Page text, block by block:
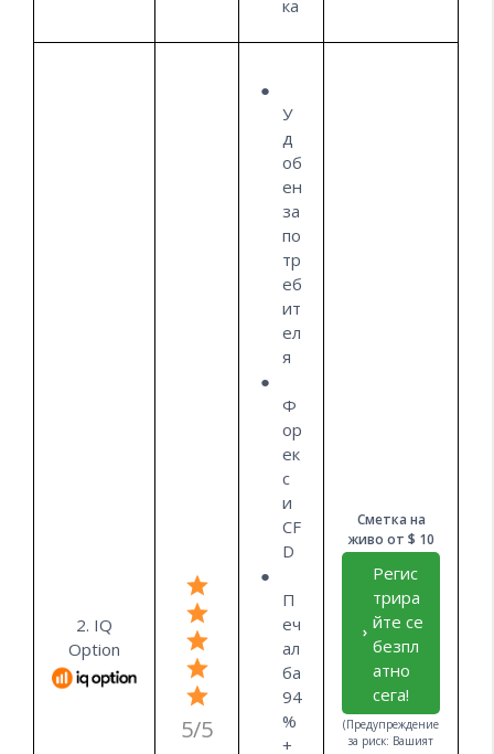
ка
2. IQ
Option
5/5
У
д
об
ен
за
по
тр
еб
ит
ел
я
Ф
ор
ек
с
и
CF
D
П
еч
ал
ба
94
%
+
Сметка на
живо от $ 10
Регис
трира
йте се
безпл
атно
сега!
(Предупреждение
за риск: Вашият